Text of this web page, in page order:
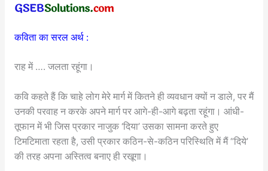
कविता का सरल अर्थ :
राह में …. जलता रहूंगा।
कवि कहते हैं कि चाहे लोग मेरे मार्ग में कितने ही व्यवधान क्यों न डाले, पर मैं
उनकी परवाह न करके अपने मार्ग पर आगे-ही-आगे बढ़ता रहूंगा। आंधी-
तूफान में भी जिस प्रकार नाजुक ‘दिया’ उसका सामना करते हुए
टिमटिमाता रहता है, उसी प्रकार कठिन-से-कठिन परिस्थिति में मैं “दिये’
की तरह अपना अस्तित्व बनाए ही रखूगा।